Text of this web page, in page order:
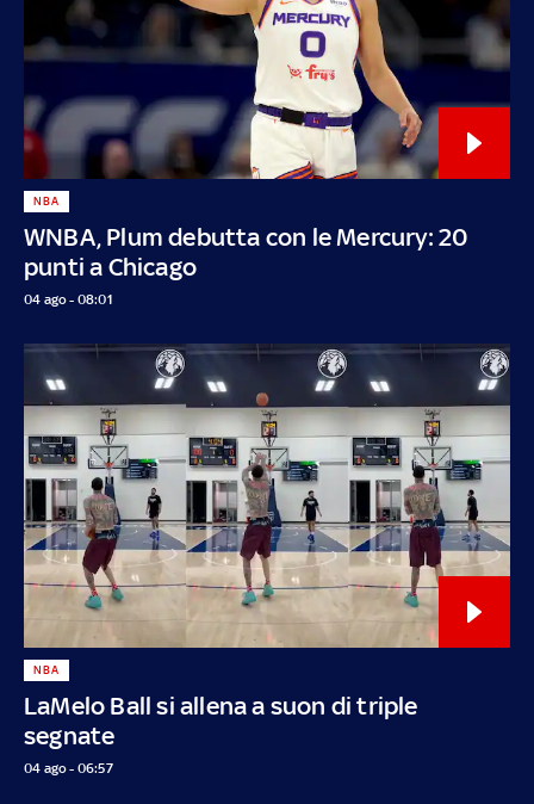
WNBA, Plum debutta con le Mercury: 20
punti a Chicago
NBA
04 ago - 08:01
LaMelo Ball si allena a suon di triple
segnate
NBA
04 ago - 06:57